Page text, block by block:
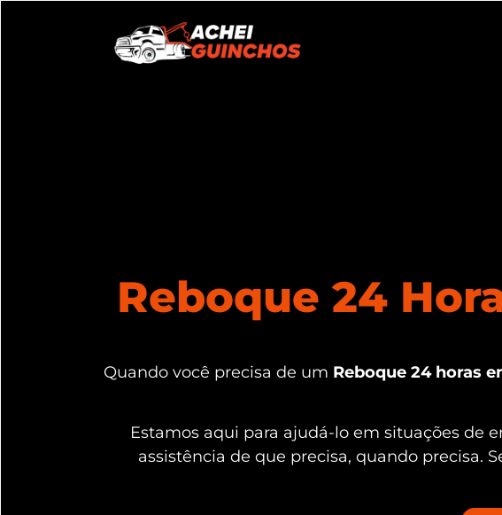
Reboque 24
Quando você precisa de um Reboque 24 horas
Estamos aqui para ajudá-lo em situações de
assistência de que precisa, quando precisa.